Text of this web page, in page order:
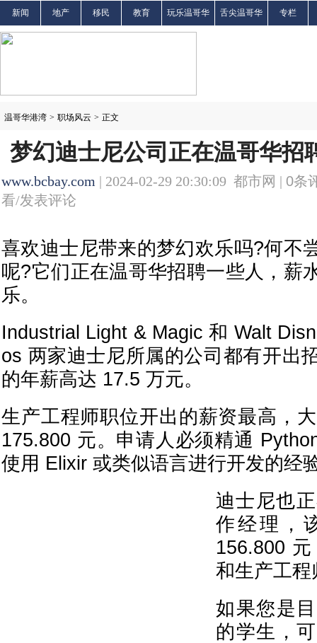
新闻 地产 移民 教育 玩乐温哥华 舌尖温哥华 专栏
温哥华港湾 > 职场风云 > 正文
梦幻迪士尼公司正在温哥华招
www.bcbay.com | 2024-02-29 20:30:09 都市网 | 0条
看/发表评论
喜欢迪士尼带来的梦幻欢乐吗?何不
呢?它们正在温哥华招聘一些人，薪
乐。
Industrial Light & Magic 和 Walt
os 两家迪士尼所属的公司都有开出
的年薪高达 17.5 万元。
生产工程师职位开出的薪资最高，
175.800 元。申请人必须精通
使用 Elixir 或类似语言进行开发的经
迪士尼也
作经理，
156.800
和生产工程
如果您是
的学生，